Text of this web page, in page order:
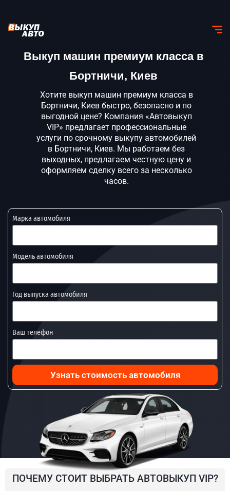
Выкуп машин премиум класса в
Бортничи, Киев
Хотите выкуп машин премиум класса в
Бортничи, Киев быстро, безопасно и по
выгодной цене? Компания «Автовыкуп
VIP» предлагает профессиональные
услуги по срочному выкупу автомобилей
в Бортничи, Киев. Мы работаем без
выходных, предлагаем честную цену и
оформляем сделку всего за несколько
часов.
Марка автомобиля
Модель автомобиля
Год выпуска автомобиля
Ваш телефон
Узнать стоимость автомобиля
ПОЧЕМУ СТОИТ ВЫБРАТЬ АВТОВЫКУП VIP?